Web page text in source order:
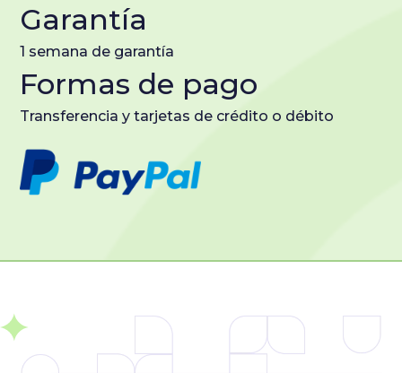
Garantía
1 semana de garantía
Formas de pago
Transferencia y tarjetas de crédito o débito